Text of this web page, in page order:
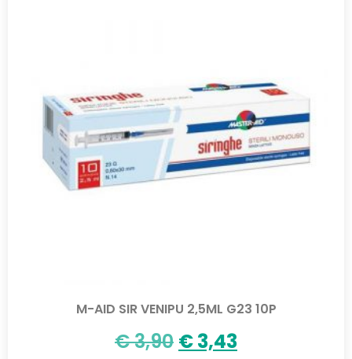
M-AID SIR VENIPU 2,5ML G23 10P
€3,90 €3,43